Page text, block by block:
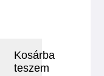
Kosárba
teszem